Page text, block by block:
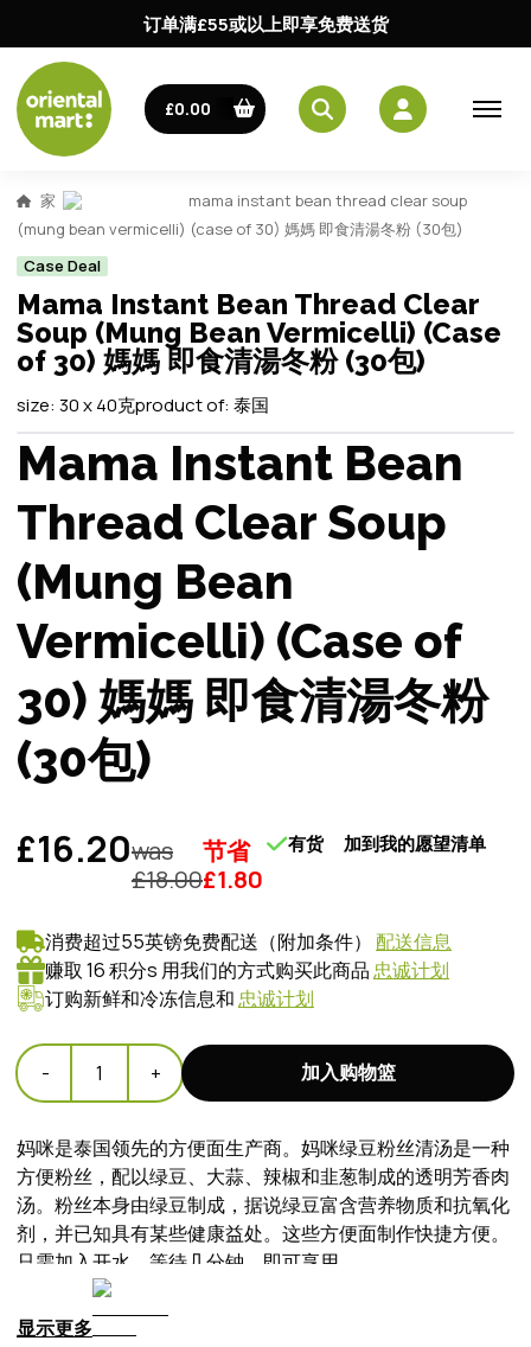
订单满£55或以上即享免费送货
£0.00
家
mama instant bean thread clear soup
(mung bean vermicelli) (case of 30) 媽媽 即食清湯冬粉 (30包)
Case Deal
Mama Instant Bean Thread Clear
Soup (Mung Bean Vermicelli) (Case
of 30) 媽媽 即食清湯冬粉 (30包)
size: 30 x 40克product of: 泰国
Mama Instant Bean
Thread Clear Soup
(Mung Bean
Vermicelli) (Case of
30) 媽媽 即食清湯冬粉
(30包)
£16.20was
£18.00
节省
£1.80
有货 加到我的愿望清单
消费超过55英镑免费配送（附加条件） 配送信息
赚取 16 积分s 用我们的方式购买此商品忠诚计划
订购新鲜和冷冻信息和忠诚计划
- 1 + 加入购物篮
妈咪是泰国领先的方便面生产商。妈咪绿豆粉丝清汤是一种
方便粉丝，配以绿豆、大蒜、辣椒和韭葱制成的透明芳香肉
汤。粉丝本身由绿豆制成，据说绿豆富含营养物质和抗氧化
剂，并已知具有某些健康益处。这些方便面制作快捷方便。
只需加入开水，等待几分钟，即可享用。
显示更多